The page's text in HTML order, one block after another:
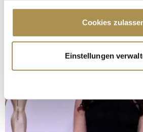
Cookie-Erklärung oder durch
Trigger Symbol ändern oder
Informationen über Ihre
erfassen, welche bis auf einige
bestimmten Merkmalen
Erfahren Sie mehr darüber, wie Ihre
Cookies
Einstellungen